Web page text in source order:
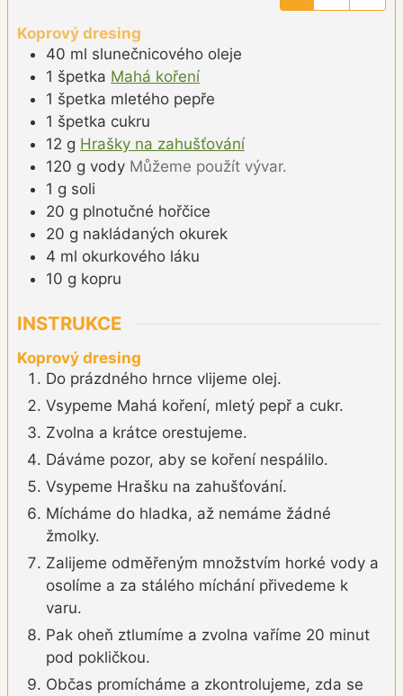
Koprový dresing
40 ml slunečnicového oleje
1 špetka Mahá koření
1 špetka mletého pepře
1 špetka cukru
12 g Hrašky na zahušťování
120 g vody Můžeme použít vývar.
1 g soli
20 g plnotučné hořčice
20 g nakládaných okurek
4 ml okurkového láku
10 g kopru
INSTRUKCE
Koprový dresing
Do prázdného hrnce vlijeme olej.
Vsypeme Mahá koření, mletý pepř a cukr.
Zvolna a krátce orestujeme.
Dáváme pozor, aby se koření nespálilo.
Vsypeme Hrašku na zahušťování.
Mícháme do hladka, až nemáme žádné
žmolky.
Zalijeme odměřeným množstvím horké vody a
osolíme a za stálého míchání přivedeme k
varu.
Pak oheň ztlumíme a zvolna vaříme 20 minut
pod pokličkou.
Občas promícháme a zkontrolujeme, zda se